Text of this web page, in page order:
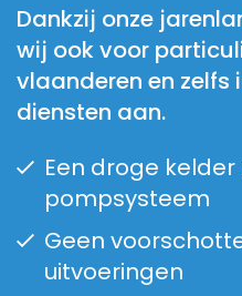
Dankzij onze
wij ook voor
vlaanderen en
diensten aan.
Een droge
pompsysteem
Geen
uitvoeringen